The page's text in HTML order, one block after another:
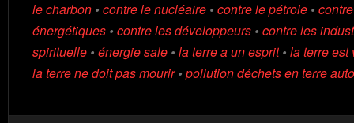
le charbon • contre le nucléaire • contre le pétrole •
énergétiques • contre les développeurs • contre les
spirituelle • énergie sale • la terre a un esprit• la terre est
la terre ne doit pas mourir• pollution déchets en terre